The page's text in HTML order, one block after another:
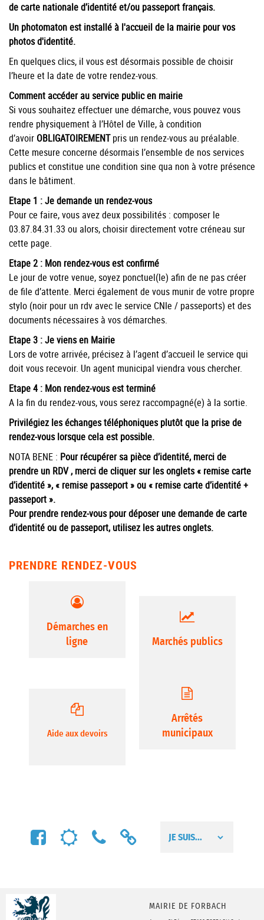
de carte nationale d’identité et/ou passeport français.
Un photomaton est installé à l'accueil de la mairie pour vos
photos d'identité.
En quelques clics, il vous est désormais possible de choisir
l’heure et la date de votre rendez-vous.
Comment accéder au service public en mairie
Si vous souhaitez effectuer une démarche, vous pouvez vous
rendre physiquement à l’Hôtel de Ville, à condition
d’avoir OBLIGATOIREMENTpris un rendez-vous au préalable.
Cette mesure concerne désormais l’ensemble de nos services
publics et constitue une condition sine qua non à votre présence
dans le bâtiment.
Etape 1 : Je demande un rendez-vous
Pour ce faire, vous avez deux possibilités : composer le
03.87.84.31.33 ou alors, choisir directement votre créneau sur
cette page.
Etape 2 : Mon rendez-vous est confirmé
Le jour de votre venue, soyez ponctuel(le) afin de ne pas créer
de file d’attente. Merci également de vous munir de votre propre
stylo (noir pour un rdv avec le service CNIe / passeports) et des
documents nécessaires à vos démarches.
Etape 3 : Je viens en Mairie
Lors de votre arrivée, précisez à l’agent d’accueil le service qui
doit vous recevoir. Un agent municipal viendra vous chercher.
Etape 4 : Mon rendez-vous est terminé
A la fin du rendez-vous, vous serez raccompagné(e) à la sortie.
Privilégiez les échanges téléphoniques plutôt que la prise de
rendez-vous lorsque cela est possible.
NOTA BENE : Pour récupérer sa pièce d’identité, merci de
prendre un RDV, merci de cliquer sur les onglets « remise carte
d’identité », « remise passeport » ou « remise carte d’identité +
passeport ».
​Pour prendre rendez-vous pour déposer une demande de carte
d’identité ou de passeport, utilisez les autres onglets.
PRENDRE RENDEZ-VOUS
Démarches en
ligne
Marchés publics
Aide aux devoirs
Arrêtés
municipaux
MAIRIE DE FORBACH